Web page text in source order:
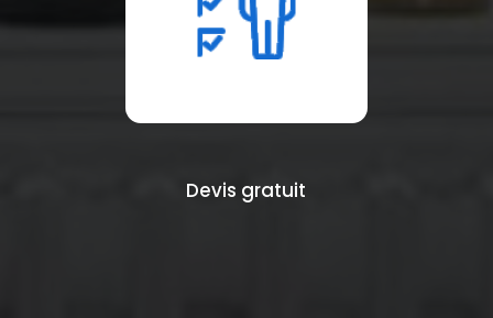
Devis gratuit